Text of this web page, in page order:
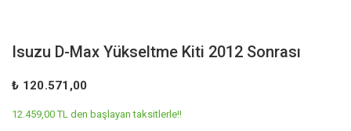
Isuzu D-Max Yükseltme Kiti 2012 Sonrası
₺ 120.571,00
12.459,00 TL den başlayan taksitlerle!!